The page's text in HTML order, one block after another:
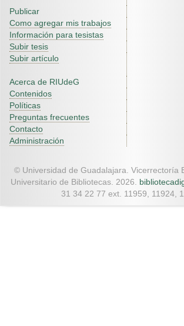
Publicar
Como agregar mis trabajos
Información para tesistas
Subir tesis
Subir artículo
Acerca de RIUdeG
Contenidos
Políticas
Preguntas frecuentes
Contacto
Administración
© Universidad de Guadalajara. Vicerrectoría
Universitario de Bibliotecas. 2026.
31 34 22 77 ext. 11959, 11924,